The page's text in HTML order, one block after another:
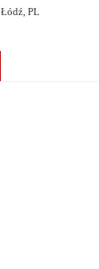
Łódź, PL